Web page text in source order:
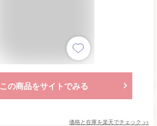
この商品をサイトでみる
価格と在庫を楽天でチェック >>